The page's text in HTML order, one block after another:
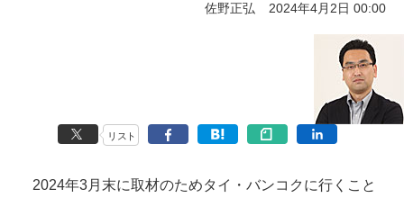
佐野正弘 2024年4月2日 00:00
リスト
2024年3月末に取材のためタイ・バンコクに行くこと